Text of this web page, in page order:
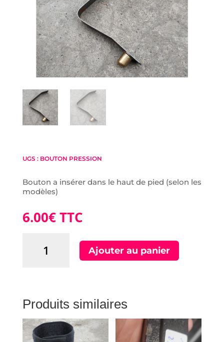
UGS : BOUTON PRESSION
Bouton a insérer dans le haut de pied (selon les
modèles)
6.00€ TTC
pied
Ajouter au panier
Produits similaires